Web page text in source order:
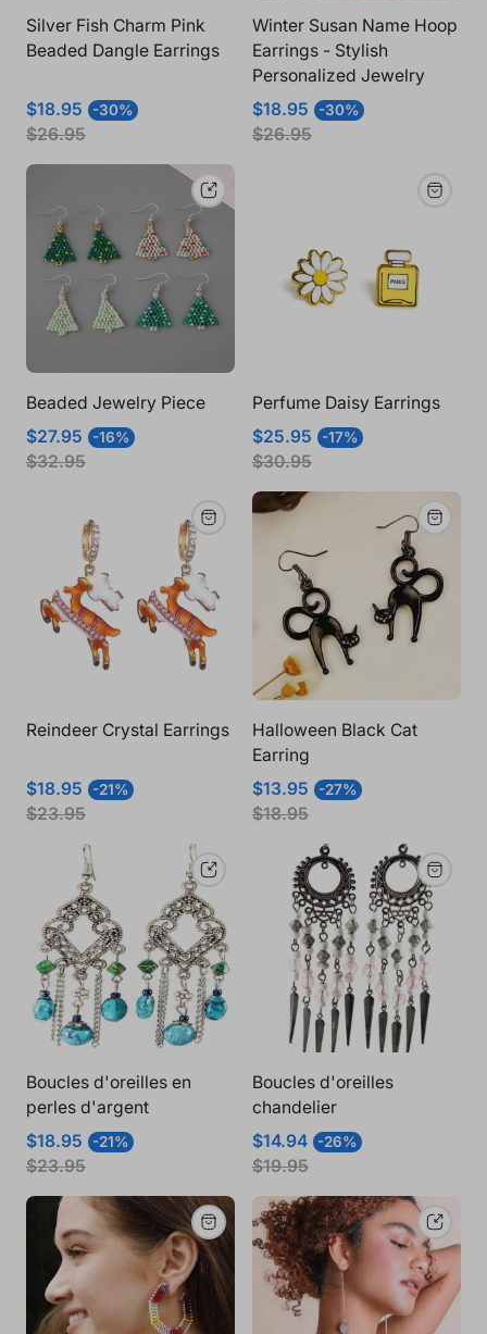
Silver Fish Charm Pink
Beaded Dangle Earrings
Prix
de
vente
$18.95 -30% Prix
$26.95
Winter Susan Name Hoop
Earrings - Stylish
Personalized Jewelry
Prix
de
vente
$18.95 -30% Prix
$26.95
Beaded Jewelry Piece
Prix
de
vente
$27.95 -16% Prix
$32.95
Perfume Daisy Earrings
Prix
de
vente
$25.95 -17% Prix
$30.95
Reindeer Crystal Earrings
Prix
de
vente
$18.95 -21% Prix
$23.95
Halloween Black Cat
Earring
Prix
de
vente
$13.95 -27% Prix
$18.95
Boucles d'oreilles en
perles d'argent
Prix
de
vente
$18.95 -21% Prix
$23.95
Boucles d'oreilles
chandelier
Prix
de
vente
$14.94 -26% Prix
$19.95